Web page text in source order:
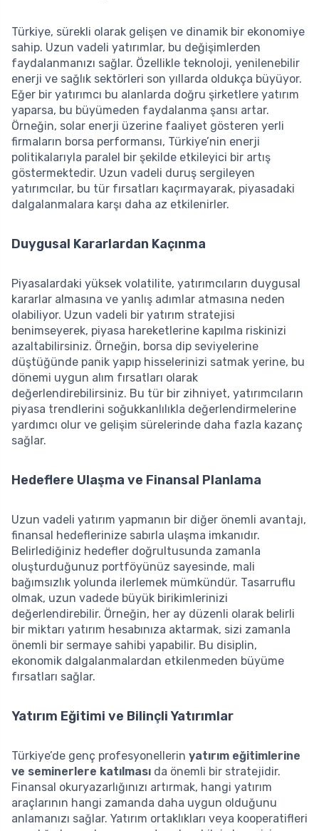
Türkiye, sürekli olarak gelişen ve dinamik bir ekonomiye
sahip. Uzun vadeli yatırımlar, bu değişimlerden
faydalanmanızı sağlar. Özellikle teknoloji, yenilenebilir
enerji ve sağlık sektörleri son yıllarda oldukça büyüyor.
Eğer bir yatırımcı bu alanlarda doğru şirketlere yatırım
yaparsa, bu büyümeden faydalanma şansı artar.
Örneğin, solar enerji üzerine faaliyet gösteren yerli
firmaların borsa performansı, Türkiye’nin enerji
politikalarıyla paralel bir şekilde etkileyici bir artış
göstermektedir. Uzun vadeli duruş sergileyen
yatırımcılar, bu tür fırsatları kaçırmayarak, piyasadaki
dalgalanmalara karşı daha az etkilenirler.
Duygusal Kararlardan Kaçınma
Piyasalardaki yüksek volatilite, yatırımcıların duygusal
kararlar almasına ve yanlış adımlar atmasına neden
olabiliyor. Uzun vadeli bir yatırım stratejisi
benimseyerek, piyasa hareketlerine kapılma riskinizi
azaltabilirsiniz. Örneğin, borsa dip seviyelerine
düştüğünde panik yapıp hisselerinizi satmak yerine, bu
dönemi uygun alım fırsatları olarak
değerlendirebilirsiniz. Bu tür bir zihniyet, yatırımcıların
piyasa trendlerini soğukkanlılıkla değerlendirmelerine
yardımcı olur ve gelişim sürelerinde daha fazla kazanç
sağlar.
Hedeflere Ulaşma ve Finansal Planlama
Uzun vadeli yatırım yapmanın bir diğer önemli avantajı,
finansal hedeflerinize sabırla ulaşma imkanıdır.
Belirlediğiniz hedefler doğrultusunda zamanla
oluşturduğunuz portföyünüz sayesinde, mali
bağımsızlık yolunda ilerlemek mümkündür. Tasarruflu
olmak, uzun vadede büyük birikimlerinizi
değerlendirebilir. Örneğin, her ay düzenli olarak belirli
bir miktarı yatırım hesabınıza aktarmak, sizi zamanla
önemli bir sermaye sahibi yapabilir. Bu disiplin,
ekonomik dalgalanmalardan etkilenmeden büyüme
fırsatları sağlar.
Yatırım Eğitimi ve Bilinçli Yatırımlar
Türkiye’de genç profesyonellerin yatırım eğitimlerine
ve seminerlere katılması da önemli bir stratejidir.
Finansal okuryazarlığınızı artırmak, hangi yatırım
araçlarının hangi zamanda daha uygun olduğunu
anlamanızı sağlar. Yatırım ortaklıkları veya kooperatifleri